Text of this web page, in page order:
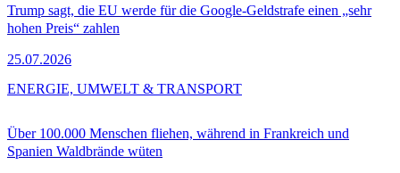
Trump sagt, die EU werde für die Google-Geldstrafe einen „sehr
hohen Preis“ zahlen
25.07.2026
Über 100.000 Menschen fliehen, während in Frankreich und
Spanien Waldbrände wüten
ENERGIE, UMWELT & TRANSPORT